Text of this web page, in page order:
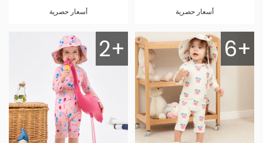
أسعار حصرية أسعار حصرية
6+
2+